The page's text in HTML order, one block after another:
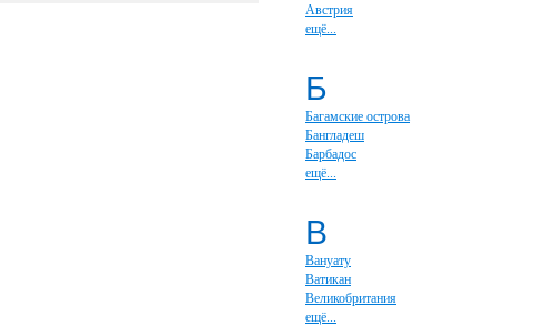
Австрия
ещё...
Б
Багамские острова
Бангладеш
Барбадос
ещё...
В
Вануату
Ватикан
Великобритания
ещё...